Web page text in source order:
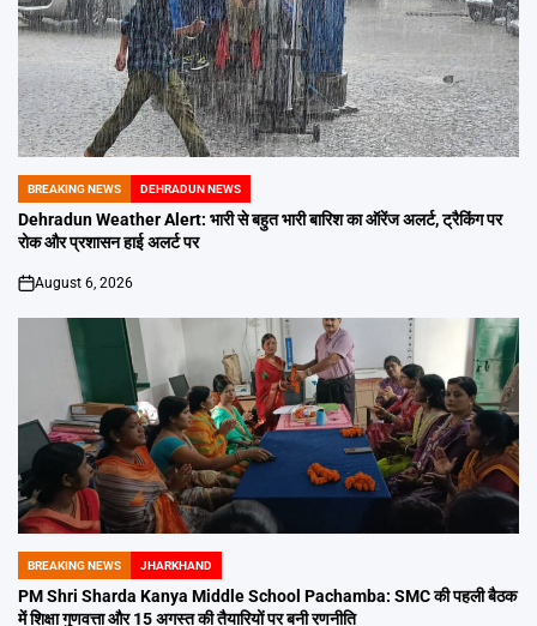
POSTED
IN
BREAKING NEWS DEHRADUN NEWS
Dehradun Weather Alert: भारी से बहुत भारी बारिश का ऑरेंज अलर्ट, ट्रैकिंग पर
रोक और प्रशासन हाई अलर्ट पर
on
August 6, 2026
POSTED
IN
BREAKING NEWS JHARKHAND
PM Shri Sharda Kanya Middle School Pachamba: SMC की पहली बैठक
में शिक्षा गुणवत्ता और 15 अगस्त की तैयारियों पर बनी रणनीति